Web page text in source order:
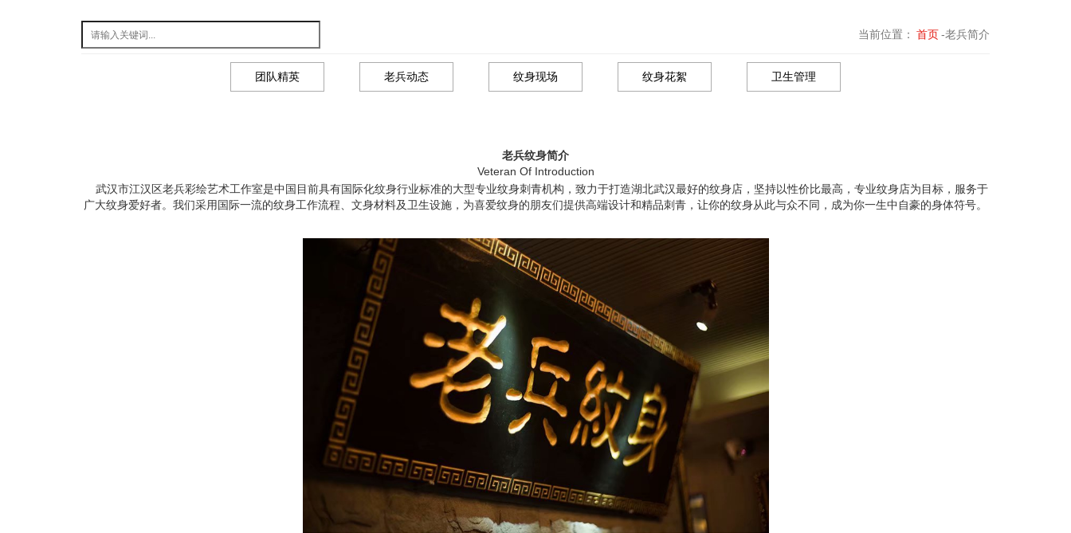
当前位置： 首页-老兵简介
团队精英 老兵动态 纹身现场 纹身花絮 卫生管理
老兵纹身简介
Veteran Of Introduction
武汉市江汉区老兵彩绘艺术工作室是中国目前具有国际化纹身行业标准的大型专业纹身刺青机构，致力于打造湖北武汉最好的纹身店，坚持以性价比最高，专业纹身店为目标，服务于
广大纹身爱好者。我们采用国际一流的纹身工作流程、文身材料及卫生设施，为喜爱纹身的朋友们提供高端设计和精品刺青，让你的纹身从此与众不同，成为你一生中自豪的身体符号。